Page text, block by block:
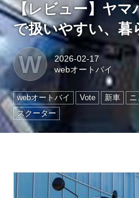
【レビュー】ヤマ
で扱いやすい、暮
W
2026-02-17
webオートバイ
webオートバイ Vote 新車
スクーター